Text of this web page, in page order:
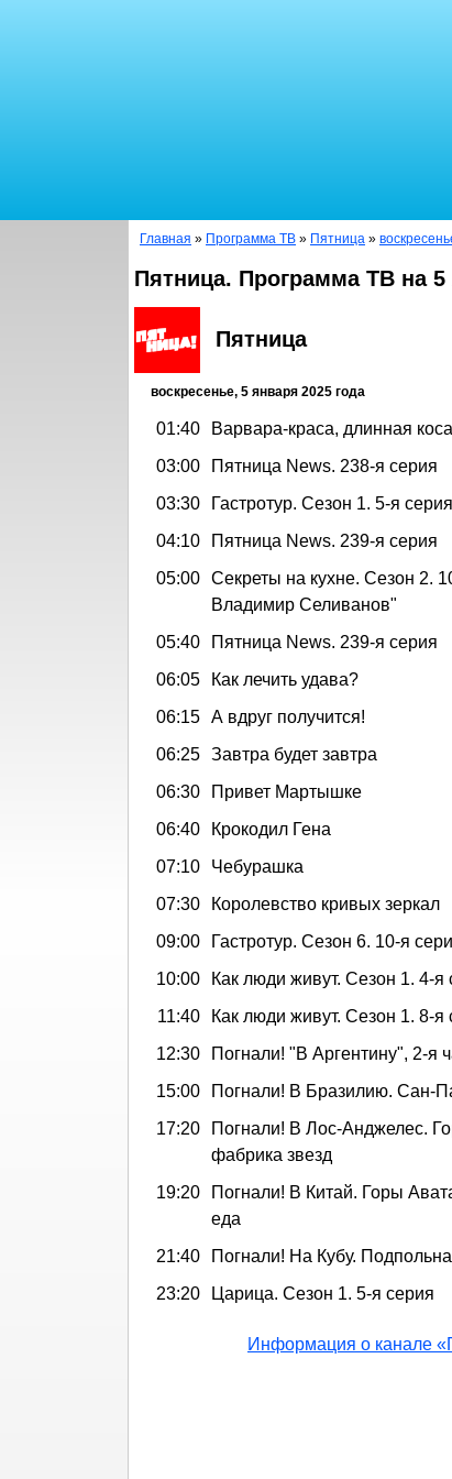
Главная » Программа ТВ » Пятница »
Пятница. Программа ТВ на 5
Пятница
воскресенье, 5 января 2025 года
01:40
Варвара-краса, длинная коса
03:00
Пятница News. 238-я серия
03:30
Гастротур. Сезон 1. 5-я
04:10
Пятница News. 239-я серия
05:00 Секреты на кухне. Сезон 2.
Владимир Селиванов"
05:40
Пятница News. 239-я серия
06:05
Как лечить удава?
06:15 А вдруг получится!
06:25 Завтра будет завтра
06:30
Привет Мартышке
06:40
Крокодил Гена
07:10
Чебурашка
07:30
Королевство кривых зеркал
09:00
Гастротур. Сезон 6. 10-я
10:00
Как люди живут. Сезон 1. 4-
11:40
Как люди живут. Сезон 1. 8-я
12:30
Погнали! "В Аргентину", 2-я
15:00
Погнали! В Бразилию. Сан-
17:20
Погнали! В Лос-Анджелес.
фабрика звезд
19:20
Погнали! В Китай. Горы
еда
21:40
Погнали! На Кубу.
23:20
Царица. Сезон 1. 5-я серия
Информация о канале